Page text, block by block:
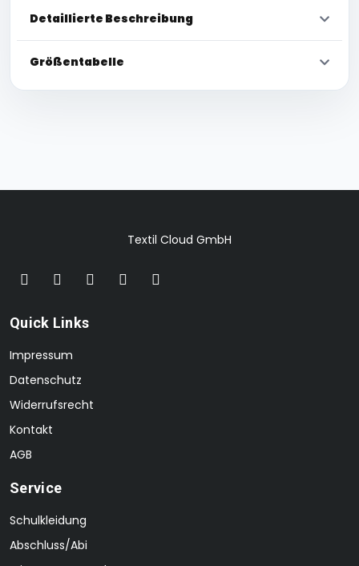
Detaillierte Beschreibung
Größentabelle
Textil Cloud GmbH
Quick Links
Impressum
Datenschutz
Widerrufsrecht
Kontakt
AGB
Service
Schulkleidung
Abschluss/Abi